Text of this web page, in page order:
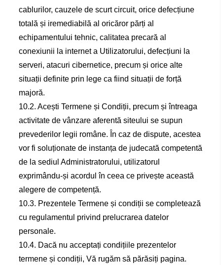
cablurilor, cauzele de scurt circuit, orice defecțiune
totală și iremediabilă al oricăror părți al
echipamentului tehnic, calitatea precară al
conexiunii la internet a Utilizatorului, defecțiuni la
serveri, atacuri cibernetice, precum și orice alte
situații definite prin lege ca fiind situații de forță
majoră.
10.2. Acești Termene și Condiții, precum și întreaga
activitate de vânzare aferentă siteului se supun
prevederilor legii române. În caz de dispute, acestea
vor fi soluționate de instanța de judecată competentă
de la sediul Administratorului, utilizatorul
exprimându-și acordul în ceea ce privește această
alegere de competență.
10.3. Prezentele Termene și condiții se completează
cu regulamentul privind prelucrarea datelor
personale.
10.4. Dacă nu acceptați condițiile prezentelor
termene și condiții, Vă rugăm să părăsiți pagina.